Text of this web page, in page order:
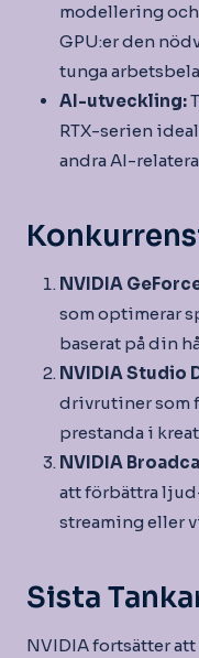
modellering
GPU:er den
tunga
AI-utveckling:
RTX-serien
andra AI-
NVIDIA
som optimerar
baserat på din
NVIDIA Studio
drivrutiner som
prestanda i
NVIDIA
att förbättra
streaming eller
Sista
NVIDIA fortsätter